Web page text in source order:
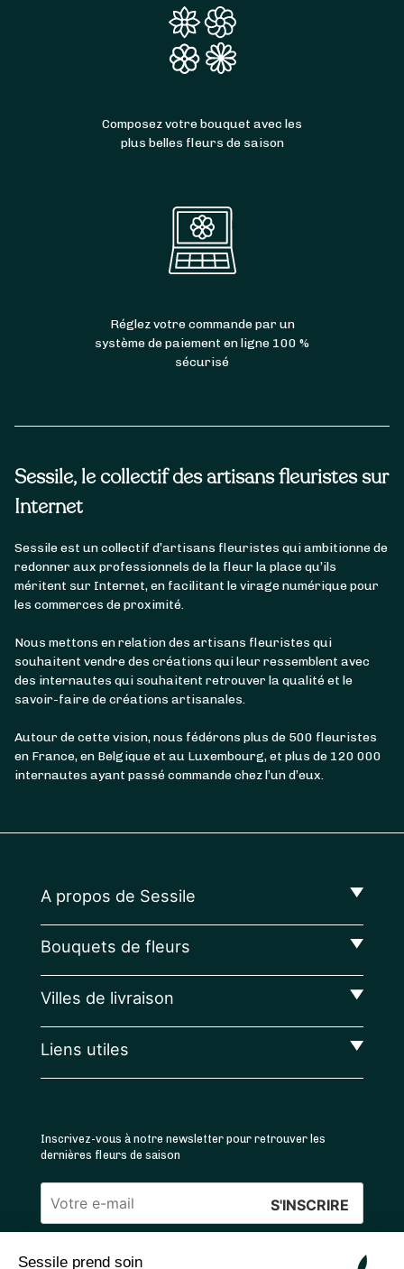
Sessile prend soin
Sessile, le collectif des artisans fleuristes sur
Internet
Sessile est un collectif d’artisans fleuristes qui ambitionne de
redonner aux professionnels de la fleur la place qu’ils
méritent sur Internet, en facilitant le virage numérique pour
les commerces de proximité.
Nous mettons en relation des artisans fleuristes qui
souhaitent vendre des créations qui leur ressemblent avec
des internautes qui souhaitent retrouver la qualité et le
savoir-faire de créations artisanales.
Autour de cette vision, nous fédérons plus de 500 fleuristes
en France, en Belgique et au Luxembourg, et plus de 120 000
internautes ayant passé commande chez l’un d’eux.
Composez votre bouquet avec les
plus belles fleurs de saison
Réglez votre commande par un
système de paiement en ligne 100 %
sécurisé
A propos de Sessile
Bouquets de fleurs
Villes de livraison
Liens utiles
Inscrivez-vous à notre newsletter pour retrouver les
dernières fleurs de saison
Veuillez
ce